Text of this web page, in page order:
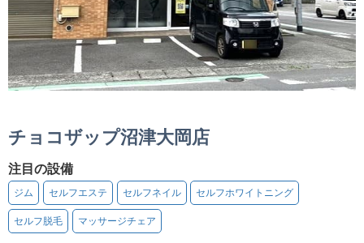
チョコザップ沼津大岡店
注目の設備
ジム セルフエステ セルフネイル セルフホワイトニング
セルフ脱毛 マッサージチェア